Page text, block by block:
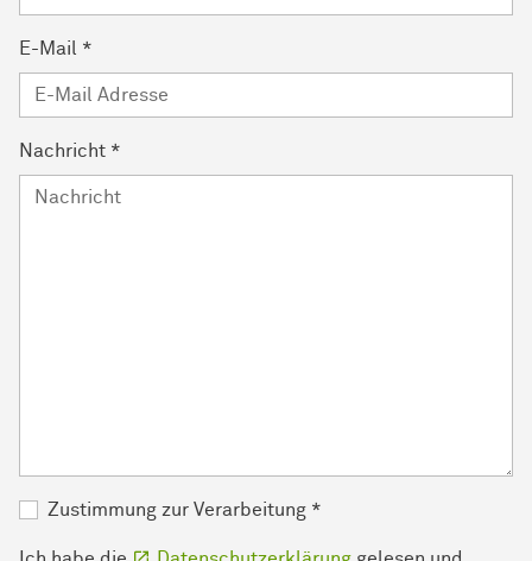
E-Mail *
Nachricht *
Zustimmung zur Verarbeitung *